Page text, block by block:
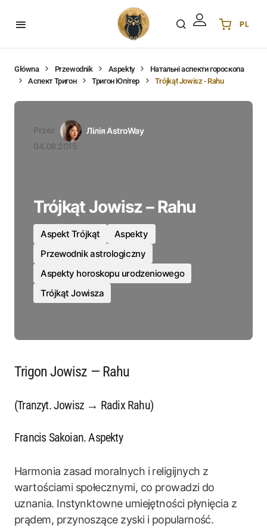
PL
English
DE Deutsch
PL Polski
Główna Przewodnik Aspekty
Натальні аспекти гороскопа
Аспект Тригон
Тригон Юпітер Trójkąt Jowisz - Rahu
Przez
Лілія AstroWay
04.08.2015
Trójkąt Jowisz – Rahu
Aspekt Trójkąt
Aspekty
Przewodnik astrologiczny
Aspekty horoskopu urodzeniowego
Trójkąt Jowisza
Trigon Jowisz — Rahu
(Tranzyt. Jowisz → Radix Rahu)
Francis Sakoian. Aspekty
Harmonia zasad moralnych i religijnych z
wartościami społecznymi, co prowadzi do
uznania. Instynktowne umiejętności płynięcia z
prądem, przynoszące zyski i popularność.